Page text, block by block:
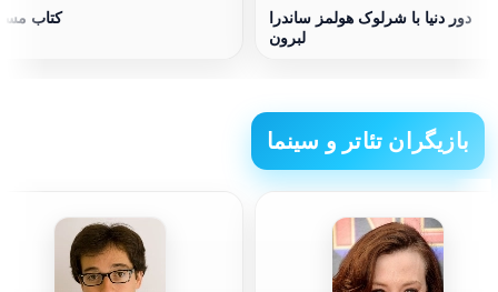
کتاب
دور دنیا با شرلوک هولمز ساندرا
لبرون
بازیگران تئاتر و سینما